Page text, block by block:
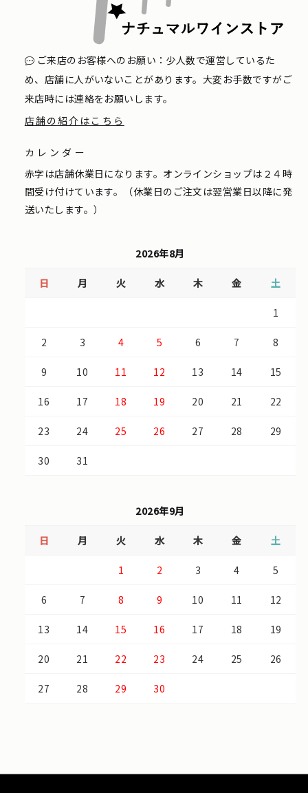
ご来店のお客様へのお願い：少人数で運営しているた
め、店舗に人がいないことがあります。大変お手数ですがご
来店時には連絡をお願いします。
店舗の紹介はこちら
カレンダー
赤字は店舗休業日になります。オンラインショップは２４時
間受け付けています。（休業日のご注文は翌営業日以降に発
送いたします。）
2026年8月
日 月 火 水 木 金 土
1
2 3 4 5 6 7 8
9 10 11 12 13 14 15
16 17 18 19 20 21 22
23 24 25 26 27 28 29
30 31
2026年9月
日 月 火 水 木 金 土
1 2 3 4 5
6 7 8 9 10 11 12
13 14 15 16 17 18 19
20 21 22 23 24 25 26
27 28 29 30